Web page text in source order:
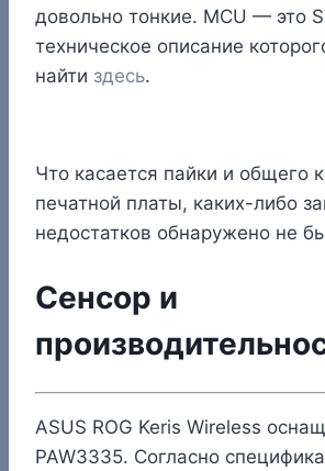
довольно тонкие. MCU — это
техническое описание
найти здесь.
Что касается пайки и общего
печатной платы, каких-либо
недостатков обнаружено не
Сенсор и
ASUS ROG Keris Wireless
PAW3335. Согласно